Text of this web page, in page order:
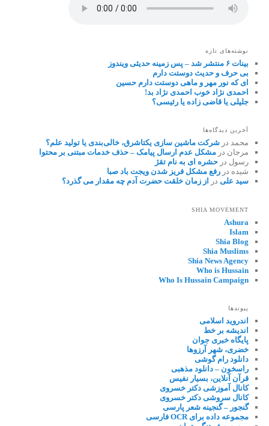
نوشته‌های تازه
بینات ۶ منتشر شد – پس زمینه حدیثی ویندوز
بی حرف و حدیث دوستت دارم
ای که نور مهر و ماهی دوستت دارم حسین
احمدی نژاد خوب احمدی نژاد بد!
جلیلی یا قاضی زاده یا رئیسی؟
آخرین دیدگاه‌ها
محمد درشرکت ماشین سازی یکتاشرق، خالی‌بندی یا تولید علم؟
مرجان درمشکل عدم ارسال پیامک – حذف خدمات مبتنی بر محتوا
رسول درحشره ای به نام تقژ
شیده دررفع مشکل فریز شدن ویجت باد صبا
سید علی در از زمان خلقت حضرت آدم چه مقدار می گذرد؟
SHIA MOVEMENT
Ashura
Islam
Shia Blog
Shia Muslims
Shia News Agency
Who is Hussain
Who Is Hussain Campaign
پیوندها
اندروید اسلامی
اندیشه بر خط
پایگاه خبری جوان
خضری، شهر آرزوها
دانلود رام گوشی
راسخون – دانلود مذهبی
قرآن آنلاین، بسیار نفیس
کانال آموزشی دکتر خسروی
کانال سروشی دکتر خسروی
گنجور – گنجینه شعر پارسی
مجموعه داده برای OCR فارسی